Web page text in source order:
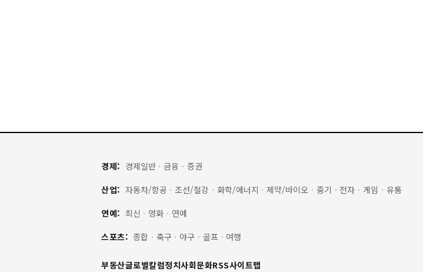
경제: 경제일반 · 금융 · 증권
산업: 자동차/항공 · 조선/철강 · 화학/에너지 · 제약/바이오 · 중기 · 전자 · 게임 · 유통
연예: 최신 · 영화 · 연예
스포츠: 종합 · 축구 · 야구 · 골프 · 여행
부동산글로벌칼럼정치사회문화RSS사이트맵